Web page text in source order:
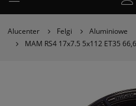
Alucenter Felgi
Aluminiowe
MAM RS4 17x7.5 5x112 ET35